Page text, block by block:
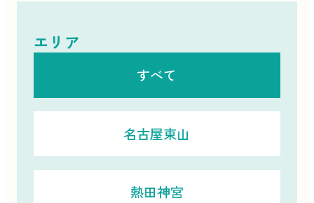
エリア
すべて
名古屋東山
熱田神宮